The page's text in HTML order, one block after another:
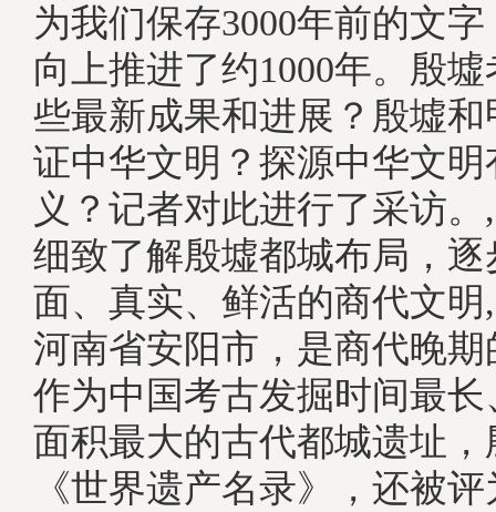
为我们保存3000年前的文
向上推进了约1000年。殷
些最新成果和进展？殷墟
证中华文明？探源中华文
义？记者对此进行了采
细致了解殷墟都城布局，
面、真实、鲜活的商代
河南省安阳市，是商代晚
作为中国考古发掘时间最
面积最大的古代都城遗址
《世界遗产名录》，还被